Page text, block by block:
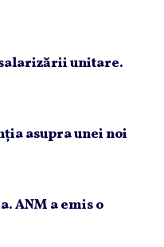
unitare.
asupra unei noi
ANM a emis o